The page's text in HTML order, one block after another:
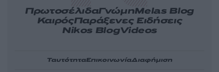
ΠρωτοσέλιδαΓνώμηMelas Blog
ΚαιρόςΠαράξενες Ειδήσεις
Nikos BlogVideos
ΤαυτότηταΕπικοινωνίαΔιαφήμιση